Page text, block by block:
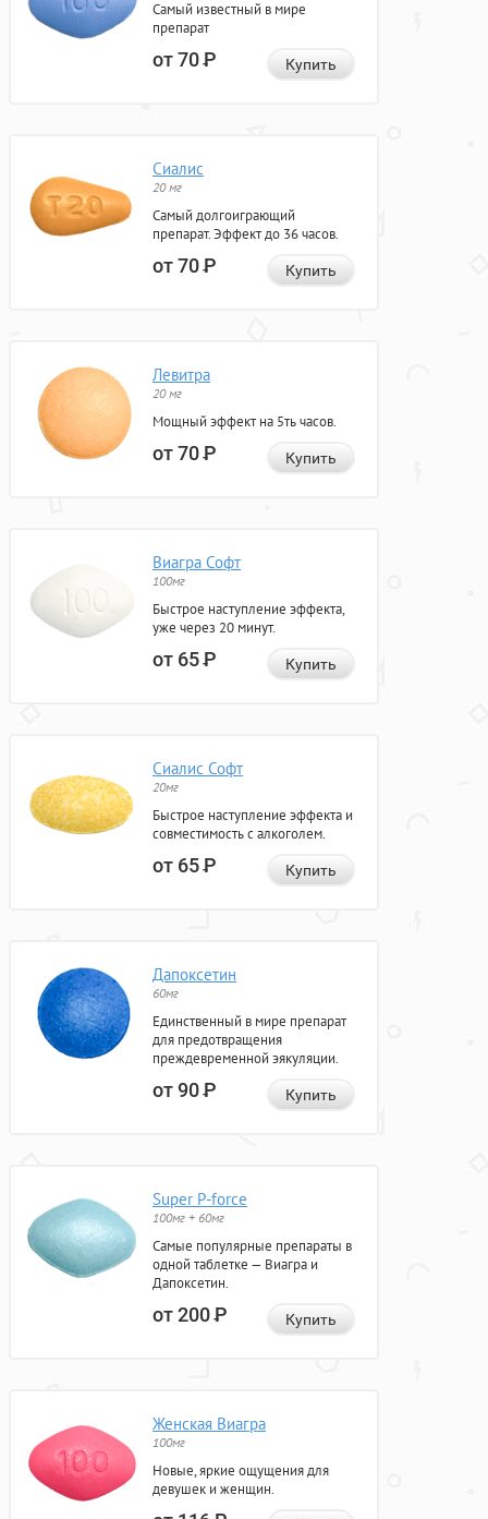
Самый известный в мире
препарат
от 70Р Купить
Сиалис
20 мг
Самый долгоиграющий
препарат. Эффект до 36 часов.
от 70Р Купить
Левитра
20 мг
Мощный эффект на 5ть часов.
от 70Р Купить
Виагра Софт
100мг
Быстрое наступление эффекта,
уже через 20 минут.
от 65Р Купить
Сиалис Софт
20мг
Быстрое наступление эффекта и
совместимость с алкоголем.
от 65Р Купить
Дапоксетин
60мг
Единственный в мире препарат
для предотвращения
преждевременной эякуляции.
от 90Р Купить
Super P-force
100мг + 60мг
Самые популярные препараты в
одной таблетке — Виагра и
Дапоксетин.
от 200Р Купить
Женская Виагра
100мг
Новые, яркие ощущения для
девушек и женщин.